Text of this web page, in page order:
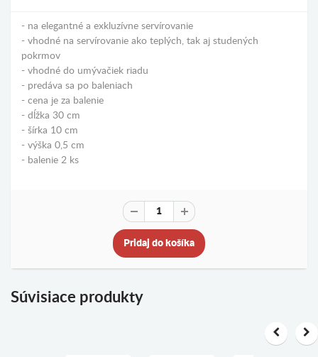
- na elegantné a exkluzívne servírovanie
- vhodné na servírovanie ako teplých, tak aj studených
pokrmov
- vhodné do umývačiek riadu
- predáva sa po baleniach
- cena je za balenie
- dĺžka 30 cm
- šírka 10 cm
- výška 0,5 cm
- balenie 2 ks
Pridaj do košíka
Súvisiace produkty